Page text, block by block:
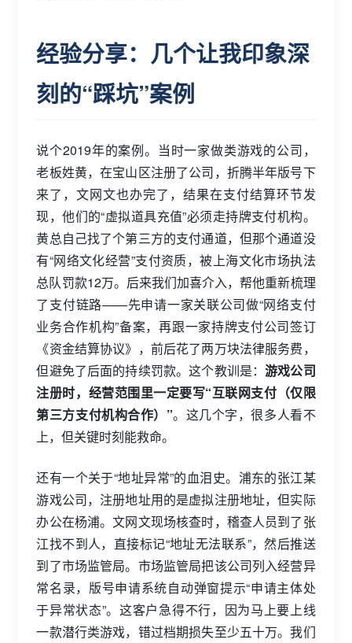
经验分享：几个让我印象深
刻的“踩坑”案例
说个2019年的案例。当时一家做类游戏的公司，
老板姓黄，在宝山区注册了公司，折腾半年版号下
来了，文网文也办完了，结果在支付结算环节发
现，他们的“虚拟道具充值”必须走持牌支付机构。
黄总自己找了个第三方的支付通道，但那个通道没
有“网络文化经营”支付资质，被上海文化市场执法
总队罚款12万。后来我们加喜介入，帮他重新梳理
了支付链路——先申请一家关联公司做“网络支付
业务合作机构”备案，再跟一家持牌支付公司签订
《资金结算协议》，前后花了两万块法律服务费，
但避免了后面的持续罚款。这个教训是：游戏公司
注册时，经营范围里一定要写“互联网支付（仅限
第三方支付机构合作）”。这几个字，很多人看不
上，但关键时刻能救命。
还有一个关于“地址异常”的血泪史。浦东的张江某
游戏公司，注册地址用的是虚拟注册地址，但实际
办公在杨浦。文网文现场核查时，稽查人员到了张
江找不到人，直接标记“地址无法联系”，然后推送
到了市场监管局。市场监管局把该公司列入经营异
常名录，版号申请系统自动弹窗提示“申请主体处
于异常状态”。这客户急得不行，因为马上要上线
一款潜行类游戏，错过档期损失至少五十万。我们